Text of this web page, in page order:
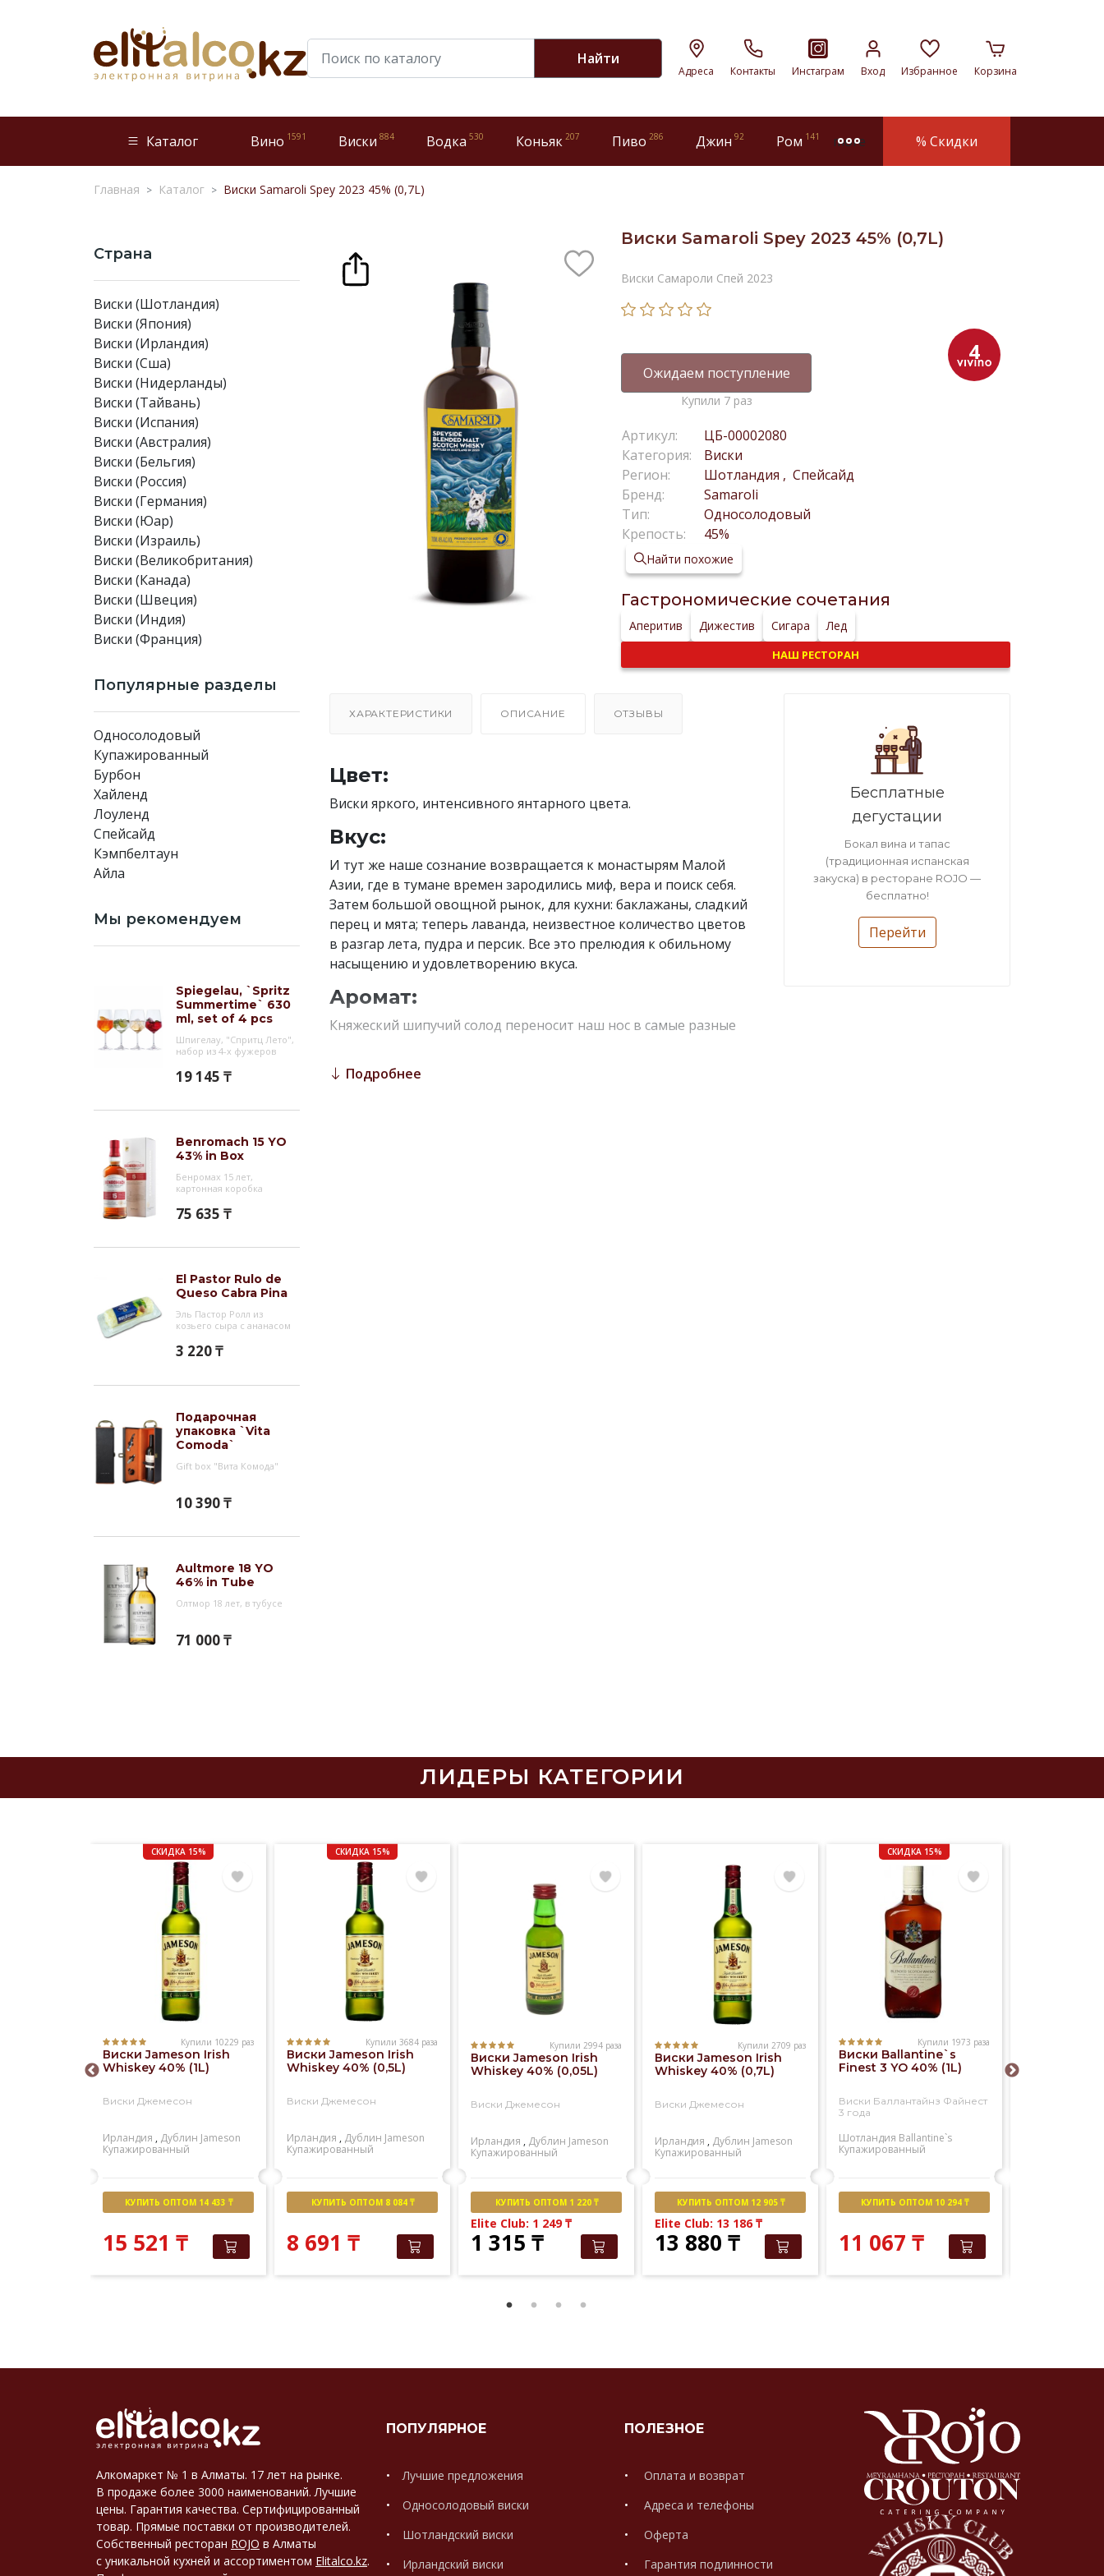
Найти
Адреса Контакты Инстаграм Вход Избранное Корзина
Каталог Вино 1591 Виски 884 Водка 530 Коньяк 207 Пиво 286 Джин 92 Ром 141 more % Скидки
Главная Каталог Виски Samaroli Spey 2023 45% (0,7L)
Страна
Виски (Шотландия)
Виски (Япония)
Виски (Ирландия)
Виски (Сша)
Виски (Нидерланды)
Виски (Тайвань)
Виски (Испания)
Виски (Австралия)
Виски (Бельгия)
Виски (Россия)
Виски (Германия)
Виски (Юар)
Виски (Израиль)
Виски (Великобритания)
Виски (Канада)
Виски (Швеция)
Виски (Индия)
Виски (Франция)
Популярные разделы
Односолодовый
Купажированный
Бурбон
Хайленд
Лоуленд
Спейсайд
Кэмпбелтаун
Айла
Мы рекомендуем
Spiegelau, `Spritz
Summertime` 630
ml, set of 4 pcs
Шпигелау, "Спритц Лето",
набор из 4-х фужеров
19 145 ₸
Benromach 15 YO
43% in Box
Бенромах 15 лет,
картонная коробка
75 635 ₸
El Pastor Rulo de
Queso Cabra Pina
Эль Пастор Ролл из
козьего сыра с ананасом
3 220 ₸
Подарочная
упаковка `Vita
Comoda`
Gift box "Вита Комода"
10 390 ₸
Aultmore 18 YO
46% in Tube
Олтмор 18 лет, в тубусе
71 000 ₸
Виски Samaroli Spey 2023 45% (0,7L)
Виски Самароли Спей 2023
4
Ожидаем поступление
Купили 7 раз
Артикул:
ЦБ-00002080
Категория:
Виски
Регион:
Шотландия , Спейсайд
Бренд:
Samaroli
Тип:
Односолодовый
Крепость:
45%
Найти похожие
Гастрономические сочетания
Аперитив Дижестив Сигара Лед
НАШ РЕСТОРАН
ХАРАКТЕРИСТИКИ ОПИСАНИЕ ОТЗЫВЫ
Цвет:
Виски яркого, интенсивного янтарного цвета.
Вкус:
И тут же наше сознание возвращается к монастырям Малой
Азии, где в тумане времен зародились миф, вера и поиск себя.
Затем большой овощной рынок, для кухни: баклажаны, сладкий
перец и мята; теперь лаванда, неизвестное количество цветов
в разгар лета, пудра и персик. Все это прелюдия к обильному
насыщению и удовлетворению вкуса.
Аромат:
Княжеский шипучий солод переносит наш нос в самые разные
каменных стен Отранто, плацдарма из Италии и того, что
осталось от Западной империи, в ослепительный
Подробнее
Бесплатные
дегустации
Бокал вина и тапас
(традиционная испанская
закуска) в ресторане ROJO —
бесплатно!
Перейти
ЛИДЕРЫ КАТЕГОРИИ
СКИДКА 15%
Купили 10229 раз
Виски Jameson Irish
Whiskey 40% (1L)
Виски Джемесон
Ирландия , Дублин Jameson
Купажированный
КУПИТЬ ОПТОМ 14 433 ₸
15 521 ₸
СКИДКА 15%
Купили 3684 раза
Виски Jameson Irish
Whiskey 40% (0,5L)
Виски Джемесон
Ирландия , Дублин Jameson
Купажированный
КУПИТЬ ОПТОМ 8 084 ₸
8 691 ₸
Купили 2994 раза
Виски Jameson Irish
Whiskey 40% (0,05L)
Виски Джемесон
Ирландия , Дублин Jameson
Купажированный
КУПИТЬ ОПТОМ 1 220 ₸
Elite Club: 1 249₸
1 315 ₸
Купили 2709 раз
Виски Jameson Irish
Whiskey 40% (0,7L)
Виски Джемесон
Ирландия , Дублин Jameson
Купажированный
КУПИТЬ ОПТОМ 12 905 ₸
Elite Club: 13 186 ₸
13 880 ₸
СКИДКА 15%
Купили 1973 раза
Виски Ballantine`s
Finest 3 YO 40% (1L)
Виски Баллантайнз Файнест
3 года
Шотландия Ballantine`s
Купажированный
КУПИТЬ ОПТОМ 10 294 ₸
11 067 ₸
Алкомаркет № 1 в Алматы. 17 лет на рынке.
В продаже более 3000 наименований. Лучшие
цены. Гарантия качества. Сертифицированный
товар. Прямые поставки от производителей.
Собственный ресторан ROJO в Алматы
с уникальной кухней и ассортиментом Elitalco.kz.
ПОПУЛЯРНОЕ
Лучшие предложения
Односолодовый виски
Шотландский виски
Ирландский виски
ПОЛЕЗНОЕ
Оплата и возврат
Адреса и телефоны
Оферта
Гарантия подлинности